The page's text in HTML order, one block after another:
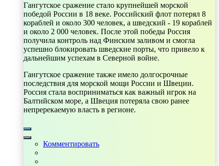
Гангутское сражение стало крупнейшей морской
победой России в 18 веке. Российский флот потерял 8
кораблей и около 300 человек, а шведский - 19 кораблей
и около 2 000 человек. После этой победы Россия
получила контроль над Финским заливом и смогла
успешно блокировать шведские порты, что привело к
дальнейшим успехам в Северной войне.
Гангутское сражение также имело долгосрочные
последствия для морской мощи России и Швеции.
Россия стала восприниматься как важный игрок на
Балтийском море, а Швеция потеряла свою ранее
непререкаемую власть в регионе.
Комментировать